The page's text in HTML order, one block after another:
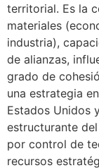
territorial. Es la
materiales
industria),
de alianzas,
grado de
una estrategia
Estados Unidos
estructurante
por control de
recursos